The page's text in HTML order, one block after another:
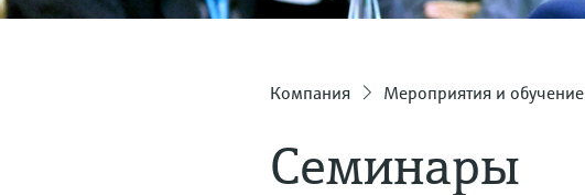
Компания Мероприятия и обучение
Семинары